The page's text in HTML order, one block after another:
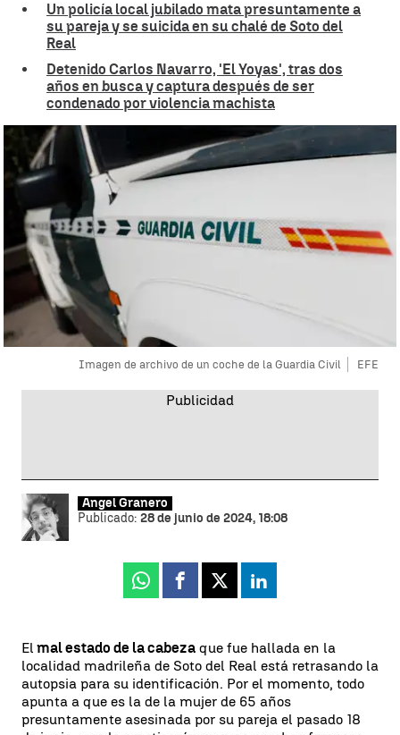
Un policía local jubilado mata presuntamente a
su pareja y se suicida en su chalé de Soto del
Real
Detenido Carlos Navarro, 'El Yoyas', tras dos
años en busca y captura después de ser
condenado por violencia machista
Imagen de archivo de un coche de la Guardia Civil EFE
Ángel Granero
Publicado: 28 de junio de 2024, 18:08
Whatsapp
Facebook
X Linkedin
El mal estado de la cabeza que fue hallada en la
localidad madrileña de Soto del Real está retrasando la
autopsia para su identificación. Por el momento, todo
apunta a que es la de la mujer de 65 años
presuntamente asesinada por su pareja el pasado 18